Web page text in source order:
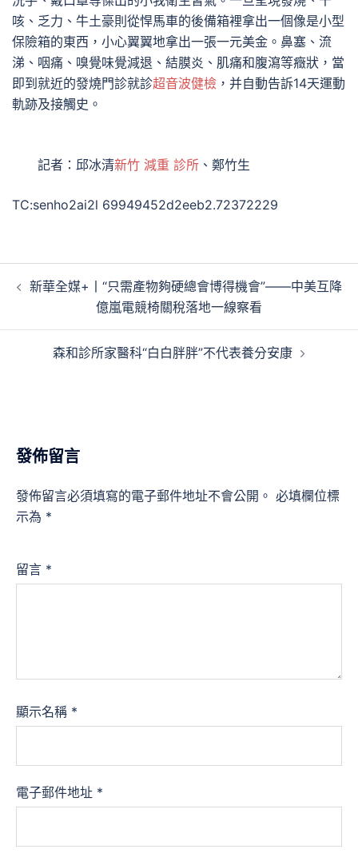
咳、乏力、牛土豪則從悍馬車的後備箱裡拿出一個像是小型
保險箱的東西，小心翼翼地拿出一張一元美金。鼻塞、流
涕、咽痛、嗅覺味覺減退、結膜炎、肌痛和腹瀉等癥狀，當
即到就近的發燒門診就診超音波健檢 ，并自動告訴14天運動
軌跡及接觸史。
記者：邱冰清新竹 減重 診所 、鄭竹生
TC:senho2ai2l 69949452d2eeb2.72372229
章
新華全媒+丨“只需產物夠硬總會博得機會”——中美互降
億嵐電競椅關稅落地一線察看
森和診所家醫科“白白胖胖”不代表養分安康
發佈留言
發佈留言必須填寫的電子郵件地址不會公開。 必填欄位標
示為 *
留言 *
顯示名稱 *
電子郵件地址 *